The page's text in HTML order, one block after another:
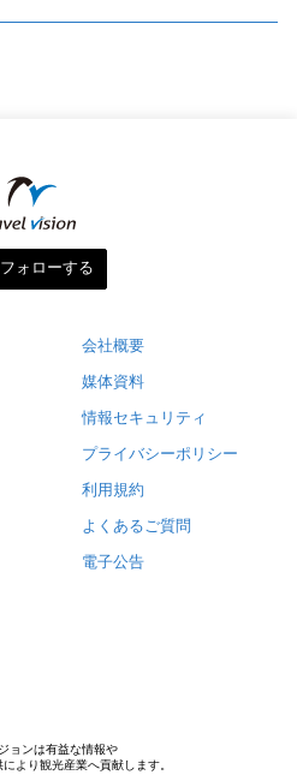
フォローする
会社概要
媒体資料
情報セキュリティ
プライバシーポリシー
利用規約
よくあるご質問
電子公告
ョンは有益な情報や
より観光産業へ貢献します。